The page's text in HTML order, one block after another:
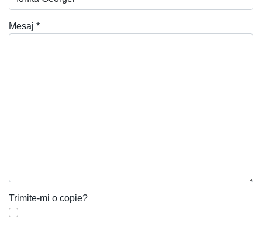
Mesaj *
Trimite-mi o copie?